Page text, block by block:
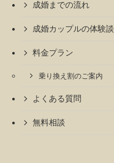
成婚までの流れ
成婚カップルの体験談
料金プラン
乗り換え割のご案内
よくある質問
無料相談